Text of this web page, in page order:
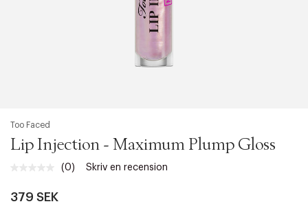
Too Faced
Lip Injection - Maximum Plump Gloss
Inget
(0) Skriv en recension
379 SEK